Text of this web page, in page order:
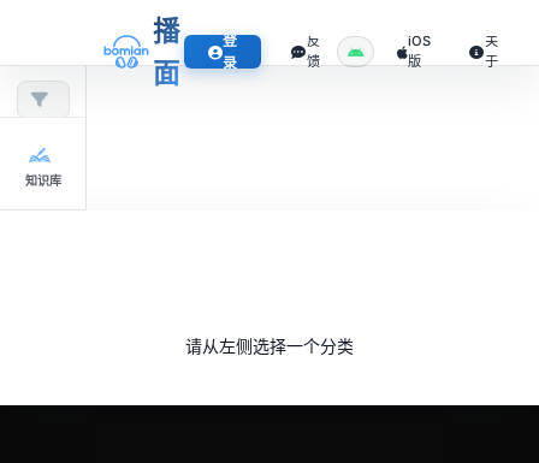
播
面
登
录
反
馈
iOS
版
关
于
知识库
请从左侧选择一个分类